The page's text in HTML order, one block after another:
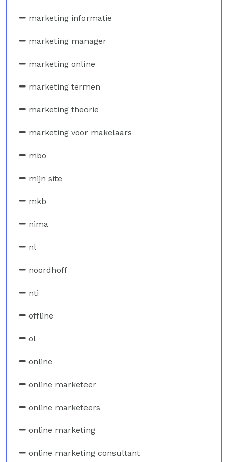
marketing informatie
marketing manager
marketing online
marketing termen
marketing theorie
marketing voor makelaars
mbo
mijn site
mkb
nima
nl
noordhoff
nti
offline
ol
online
online marketeer
online marketeers
online marketing
online marketing consultant